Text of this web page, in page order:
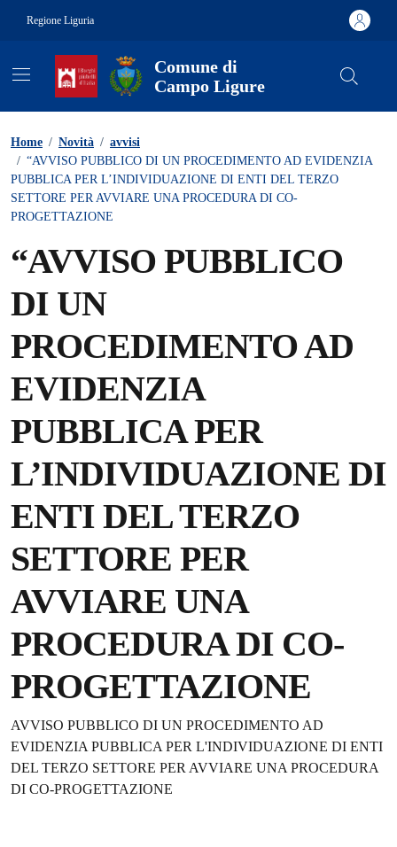
Regione Liguria
Comune di
Campo Ligure
Home / Novità / avvisi
/ “AVVISO PUBBLICO DI UN PROCEDIMENTO AD EVIDENZIA
PUBBLICA PER L’INDIVIDUAZIONE DI ENTI DEL TERZO
SETTORE PER AVVIARE UNA PROCEDURA DI CO-
PROGETTAZIONE
“AVVISO PUBBLICO
DI UN
PROCEDIMENTO AD
EVIDENZIA
PUBBLICA PER
L’INDIVIDUAZIONE DI
ENTI DEL TERZO
SETTORE PER
AVVIARE UNA
PROCEDURA DI CO-
PROGETTAZIONE
Dettagli della notizia
AVVISO PUBBLICO DI UN PROCEDIMENTO AD
EVIDENZIA PUBBLICA PER L'INDIVIDUAZIONE DI ENTI
DEL TERZO SETTORE PER AVVIARE UNA PROCEDURA
DI CO-PROGETTAZIONE